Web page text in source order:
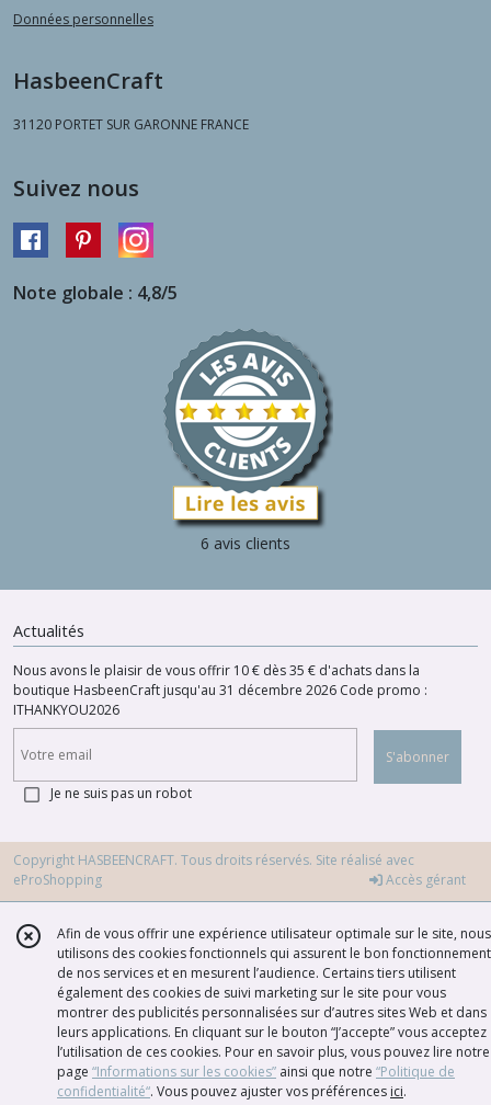
Données personnelles
HasbeenCraft
31120 PORTET SUR GARONNE FRANCE
Suivez nous
Note globale : 4,8/5
6 avis clients
Actualités
Nous avons le plaisir de vous offrir 10 € dès 35 € d'achats dans la
boutique HasbeenCraft jusqu'au 31 décembre 2026 Code promo :
ITHANKYOU2026
S'abonner
Je ne suis pas un robot
Copyright HASBEENCRAFT. Tous droits réservés. Site réalisé avec
eProShopping
Accès gérant
Afin de vous offrir une expérience utilisateur optimale sur le site, nous
utilisons des cookies fonctionnels qui assurent le bon fonctionnement
de nos services et en mesurent l’audience. Certains tiers utilisent
également des cookies de suivi marketing sur le site pour vous
montrer des publicités personnalisées sur d’autres sites Web et dans
leurs applications. En cliquant sur le bouton “J’accepte” vous acceptez
l’utilisation de ces cookies. Pour en savoir plus, vous pouvez lire notre
page “Informations sur les cookies” ainsi que notre “Politique de
confidentialité“. Vous pouvez ajuster vos préférences ici.